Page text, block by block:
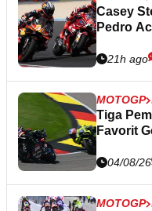
Casey
Pedro
21h ago
MOTOGP
Tiga
Favorit
04/08/26
MOTOGP